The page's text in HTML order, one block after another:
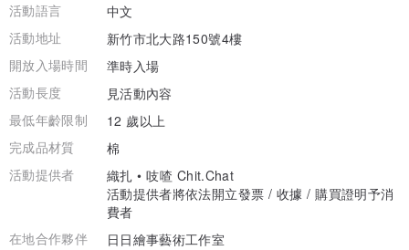
活動語言
中文
活動地址
新竹市北大路150號4樓
開放入場時間
準時入場
活動長度
見活動內容
最低年齡限制
12 歲以上
完成品材質
棉
活動提供者
織扎 • 吱喳 Chit.Chat
活動提供者將依法開立發票 / 收據 / 購買證明予消
費者
在地合作夥伴
日日繪事藝術工作室